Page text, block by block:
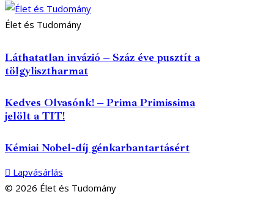
Élet és Tudomány
Láthatatlan invázió – Száz éve pusztít a
tölgylisztharmat
Kedves Olvasónk! – Prima Primissima
jelölt a TIT!
Kémiai Nobel-díj génkarbantartásért
Lapvásárlás
© 2026 Élet és Tudomány